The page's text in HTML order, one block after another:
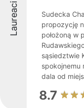
Laureaci
Sudecka
propozycję
położoną w
sąsiedztwie
spokojnemu
dala od
8.7